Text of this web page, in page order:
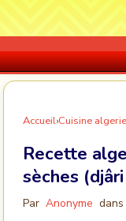
Accueil›Cuisine
Recette
sèches
Par Anonyme dans